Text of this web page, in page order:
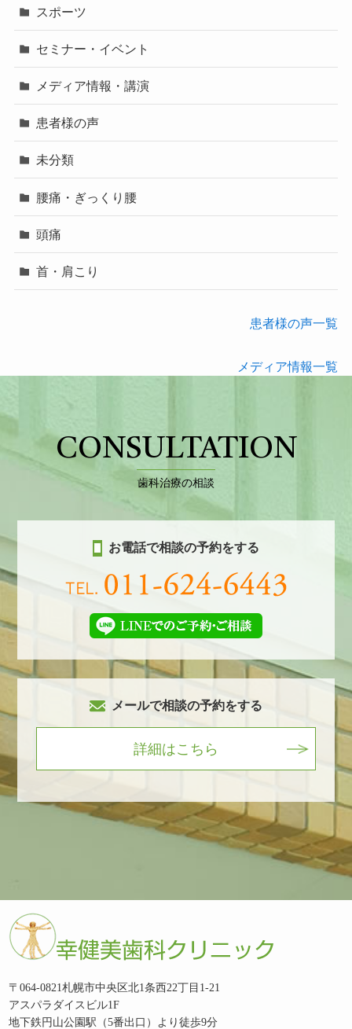
スポーツ
セミナー・イベント
メディア情報・講演
患者様の声
未分類
腰痛・ぎっくり腰
頭痛
首・肩こり
患者様の声一覧
メディア情報一覧
CONSULTATION
歯科治療の相談
お電話で相談の予約をする
メールで相談の予約をする
詳細はこちら
〒064-0821札幌市中央区北1条西22丁目1-21
アスパラダイスビル1F
地下鉄円山公園駅（5番出口）より徒歩9分